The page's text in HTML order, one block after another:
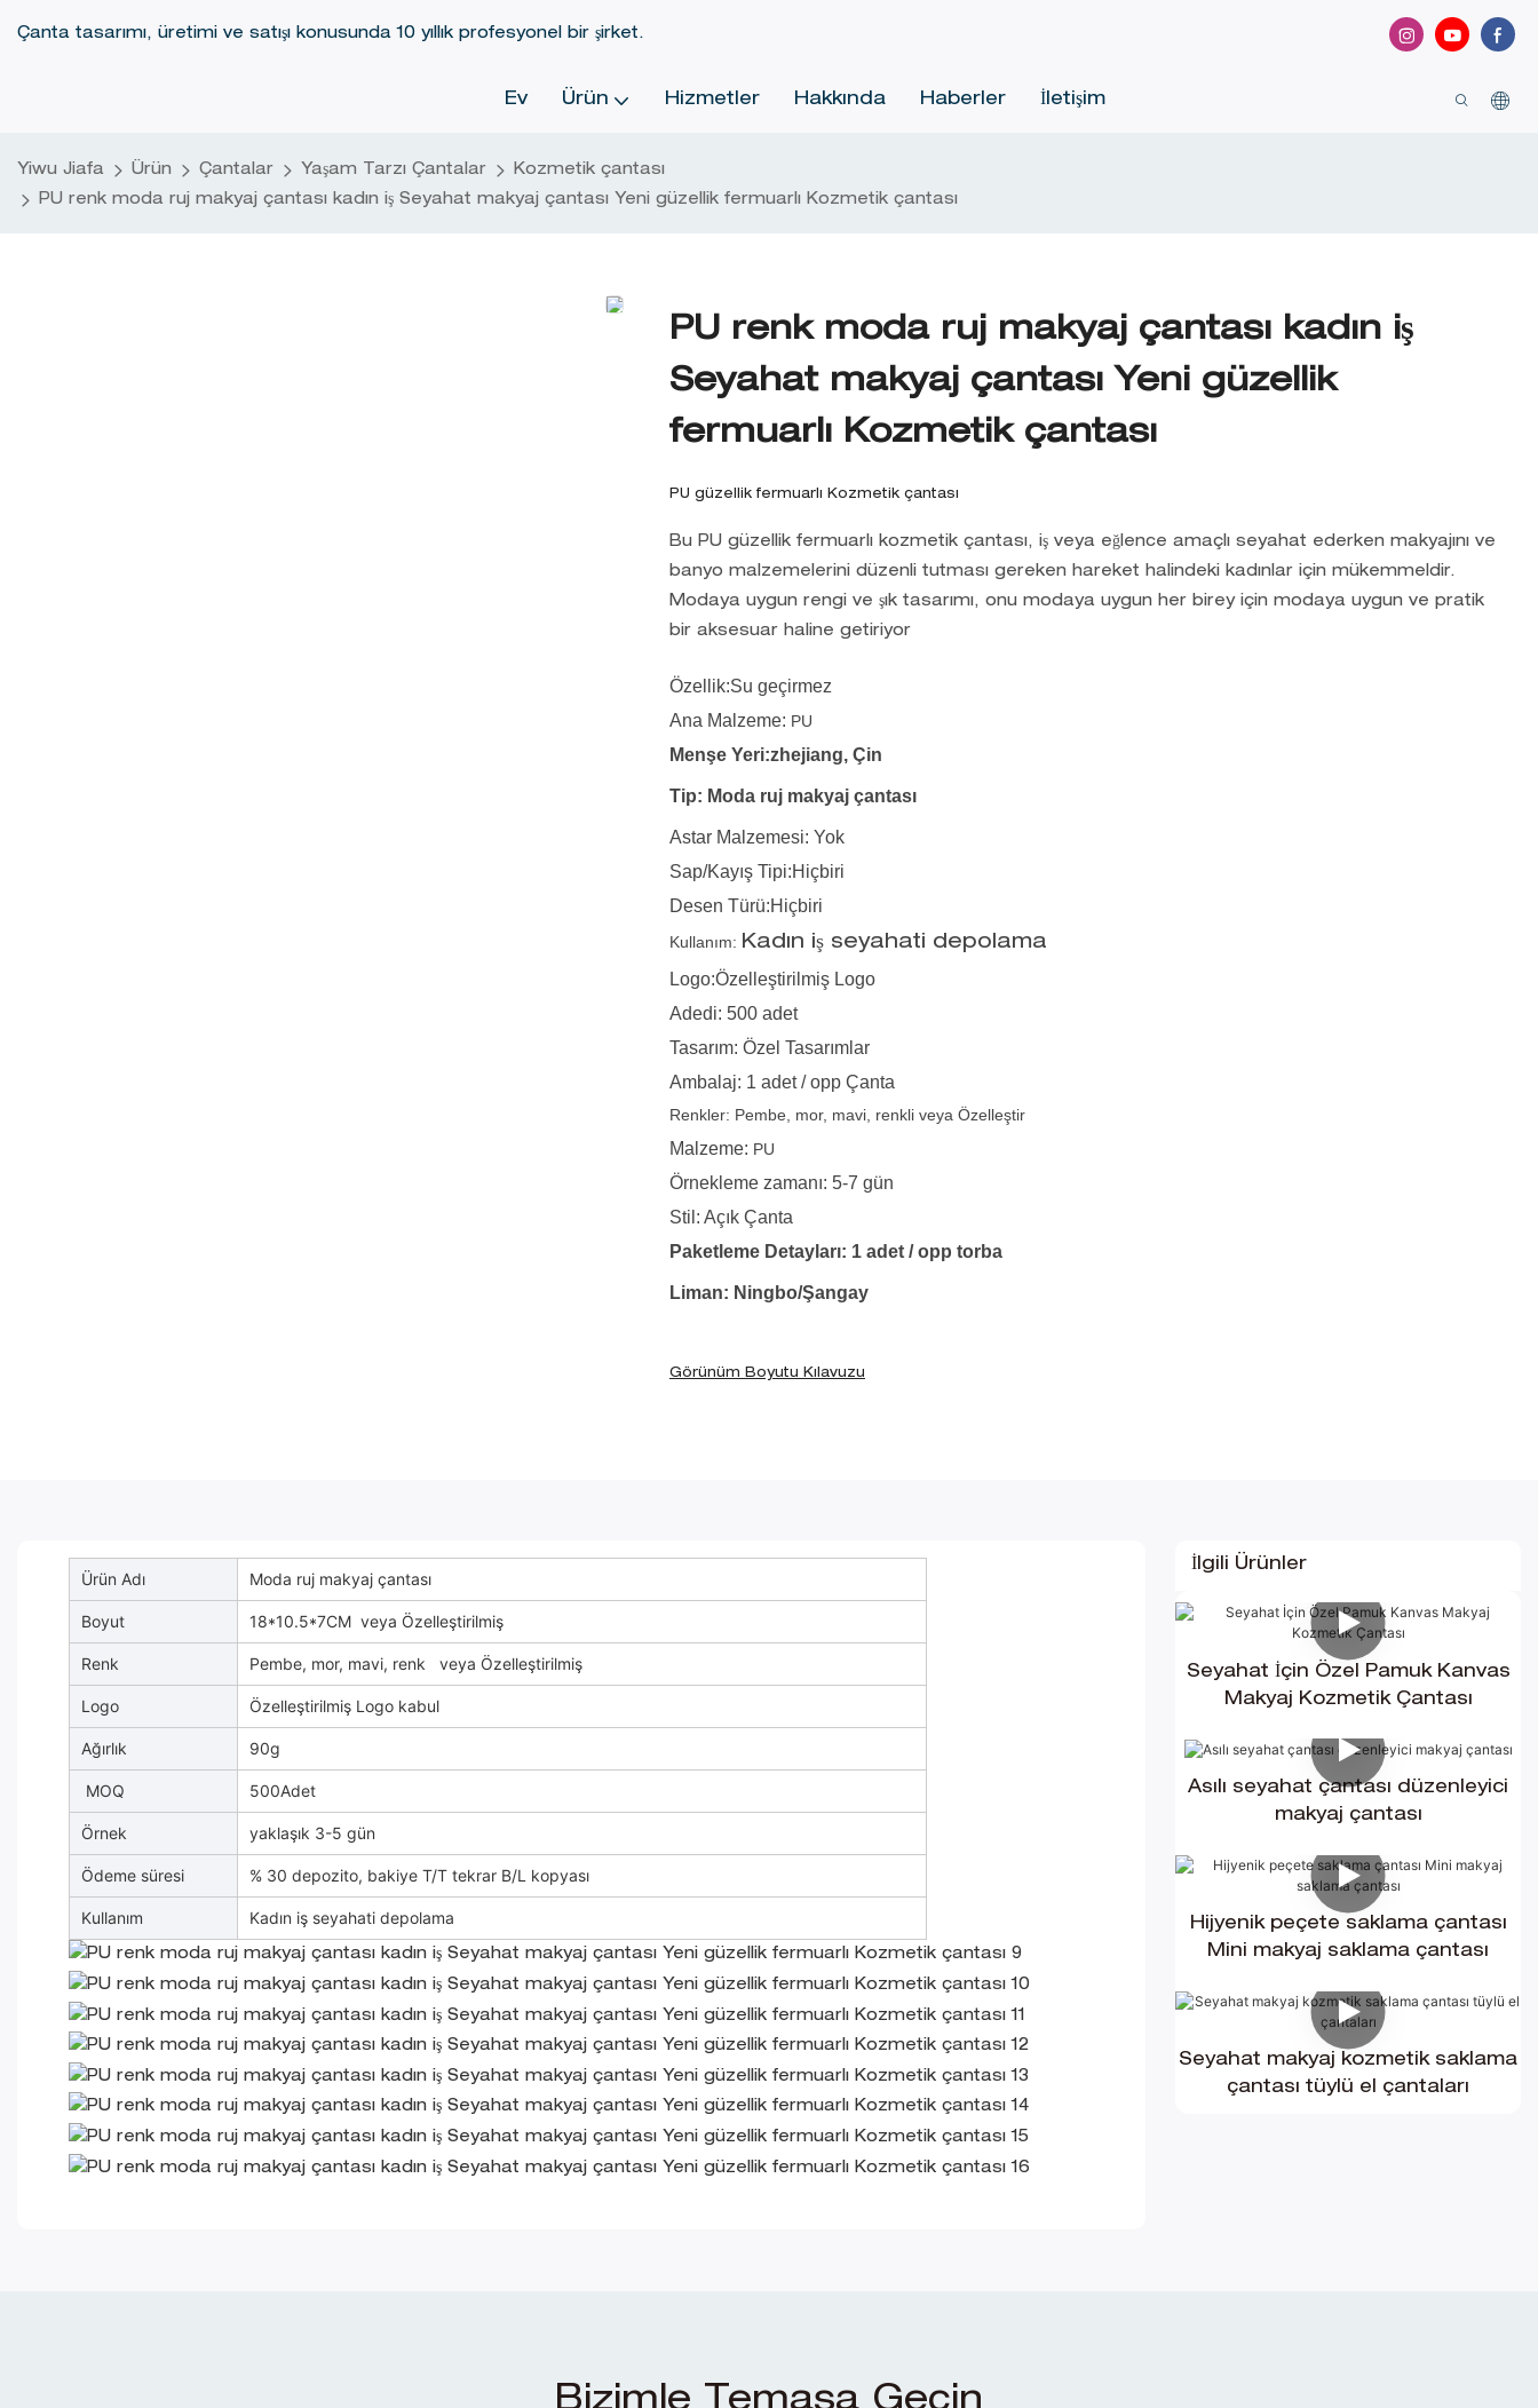
Çanta tasarımı, üretimi ve satışı konusunda 10 yıllık profesyonel bir şirket.
Ev Ürün Hizmetler Hakkında Haberler İletişim
Yiwu Jiafa Ürün Çantalar Yaşam Tarzı Çantalar
Kozmetik çantası
PU renk moda ruj makyaj çantası kadın iş Seyahat makyaj çantası Yeni güzellik fermuarlı Kozmetik çantası
PU renk moda ruj makyaj çantası kadın iş
Seyahat makyaj çantası Yeni güzellik
fermuarlı Kozmetik çantası
PU güzellik fermuarlı Kozmetik çantası
Bu PU güzellik fermuarlı kozmetik çantası, iş veya eğlence amaçlı seyahat ederken makyajını ve
banyo malzemelerini düzenli tutması gereken hareket halindeki kadınlar için mükemmeldir.
Modaya uygun rengi ve şık tasarımı, onu modaya uygun her birey için modaya uygun ve pratik
bir aksesuar haline getiriyor
Özellik:Su geçirmez
Ana Malzeme: PU
Menşe Yeri:zhejiang, Çin
Tip: Moda ruj makyaj çantası
Astar Malzemesi: Yok
Sap/Kayış Tipi:Hiçbiri
Desen Türü:Hiçbiri
Kullanım: Kadın iş seyahati depolama
Logo:Özelleştirilmiş Logo
Adedi: 500 adet
Tasarım: Özel Tasarımlar
Ambalaj: 1 adet / opp Çanta
Renkler: Pembe, mor, mavi, renkli veya Özelleştir
Malzeme: PU
Örnekleme zamanı: 5-7 gün
Stil: Açık Çanta
Paketleme Detayları: 1 adet / opp torba
Liman: Ningbo/Şangay
Görünüm Boyutu Kılavuzu
Ürün Adı Moda ruj makyaj çantası
Boyut 18*10.5*7CM veya Özelleştirilmiş
Renk Pembe, mor, mavi, renk veya Özelleştirilmiş
Logo Özelleştirilmiş Logo kabul
Ağırlık 90g
MOQ 500Adet
Örnek yaklaşık 3-5 gün
Ödeme süresi % 30 depozito, bakiye T/T tekrar B/L kopyası
Kullanım Kadın iş seyahati depolama
İlgili Ürünler
Seyahat İçin Özel Pamuk Kanvas
Makyaj Kozmetik Çantası
Asılı seyahat çantası düzenleyici
makyaj çantası
Hijyenik peçete saklama çantası
Mini makyaj saklama çantası
Seyahat makyaj kozmetik saklama
çantası tüylü el çantaları